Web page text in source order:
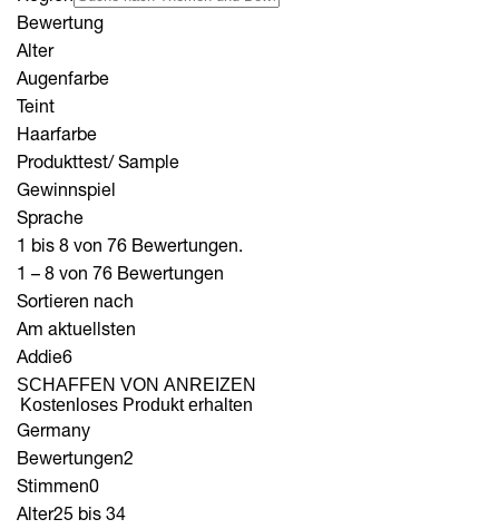
Bewertung
Alter
Augenfarbe
Teint
Haarfarbe
Produkttest/ Sample
Gewinnspiel
Sprache
1 bis 8 von 76 Bewertungen.
1 – 8 von 76 Bewertungen
Sortieren nach
Am aktuellsten
Addie6
SCHAFFEN VON ANREIZEN
Kostenloses Produkt erhalten
Germany
Bewertungen2
Stimmen0
Alter25 bis 34